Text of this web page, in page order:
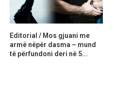
Editorial / Mos gjuani me
armë nëpër dasma – mund
të përfundoni deri në 5...